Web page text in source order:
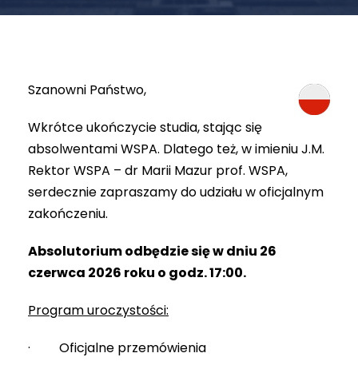
Szanowni Państwo,
Wkrótce ukończycie studia, stając się
absolwentami WSPA. Dlatego też, w imieniu J.M.
Rektor WSPA – dr Marii Mazur prof. WSPA,
serdecznie zapraszamy do udziału w oficjalnym
zakończeniu.
Absolutorium odbędzie się w dniu 26
czerwca 2026 roku o godz. 17:00.
Program uroczystości:
· Oficjalne przemówienia